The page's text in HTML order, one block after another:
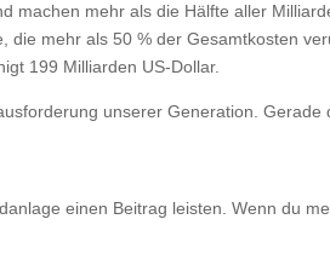
machen mehr als die Hälfte aller
die mehr als 50 % der Gesamtkosten
199 Milliarden US-Dollar.
unserer Generation. Gerade
einen Beitrag leisten. Wenn du